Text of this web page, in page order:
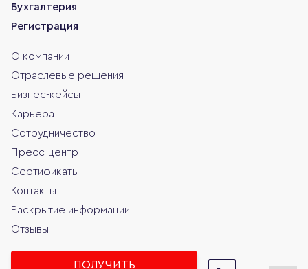
Бухгалтерия
Регистрация
О компании
Отраслевые решения
Бизнес-кейсы
Карьера
Сотрудничество
Пресс-центр
Сертификаты
Контакты
Раскрытие информации
Отзывы
ПОЛУЧИТЬ